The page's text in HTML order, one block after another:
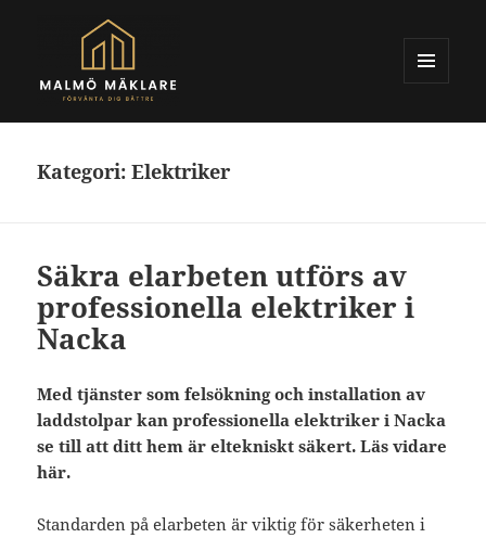
WIDGETS
Kategori:Elektriker
Säkra elarbeten utförs av
professionella elektriker i
Nacka
Med tjänster som felsökning och installation av
laddstolpar kan professionella elektriker i Nacka
se till att ditt hem är eltekniskt säkert. Läs vidare
här.
Standarden på elarbeten är viktig för säkerheten i